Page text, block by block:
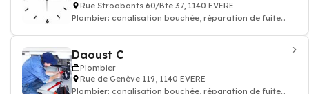
Rue Stroobants 60/Bte 37, 1140 EVERE
Plombier: canalisation bouchée, réparation de fuite
Daoust C
Plombier
Rue de Genève 119, 1140 EVERE
Plombier: canalisation bouchée, réparation de fuite